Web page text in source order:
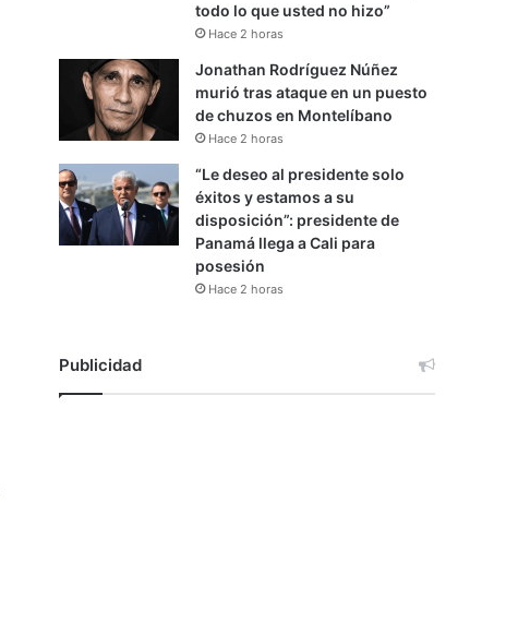
todo lo que usted no hizo”
Hace 2 horas
Jonathan Rodríguez Núñez
murió tras ataque en un puesto
de chuzos en Montelíbano
Hace 2 horas
“Le deseo al presidente solo
éxitos y estamos a su
disposición”: presidente de
Panamá llega a Cali para
posesión
Hace 2 horas
Publicidad